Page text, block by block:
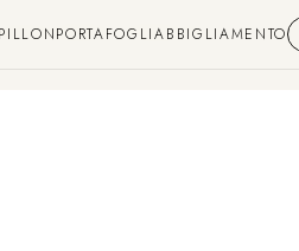
PORTAFOGLIABBIGLIAMENTO
WENGÈ - WOODILLON